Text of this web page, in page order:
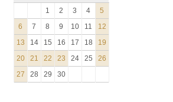
1
2 3 4
5
6
7 8 9 10 11
12
13
14 15 16 17 18
19
20
21 22 23 24 25
26
27
28 29 30